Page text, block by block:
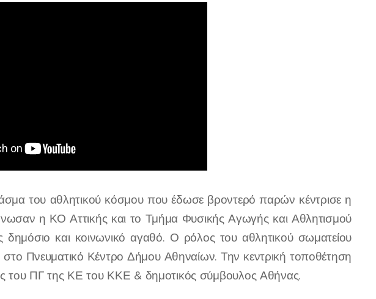
του αθλητικού κόσμου που έδωσε βροντερό παρών κέντρισε η
η ΚΟ Αττικής και το Τμήμα Φυσικής Αγωγής και Αθλητισμού
και κοινωνικό αγαθό. Ο ρόλος του αθλητικού σωματείου
Πνευματικό Κέντρο Δήμου Αθηναίων. Την κεντρική τοποθέτηση
του ΠΓ της ΚΕ του ΚΚΕ & δημοτικός σύμβουλος Αθήνας.